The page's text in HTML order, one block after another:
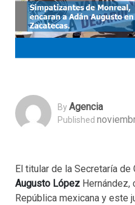
ByAgencia
Published
El titular de la Secretaría de
Augusto López Hernández,
República mexicana y este